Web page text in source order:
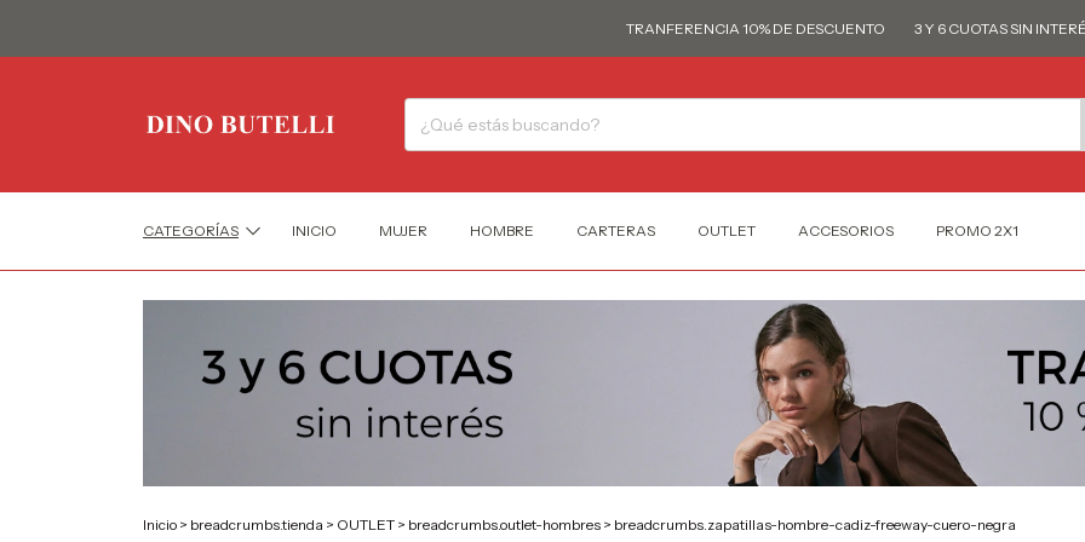
TRANFERENCIA 10% DE DESCUENTO 3 Y 6 CUOTAS SIN INTERÉS
CATEGORÍAS INICIO MUJER HOMBRE CARTERAS OUTLET ACCESORIOS PROMO 2X1
Inicio > breadcrumbs.tienda > OUTLET > breadcrumbs.outlet-hombres > breadcrumbs.zapatillas-hombre-cadiz-freeway-cuero-negra